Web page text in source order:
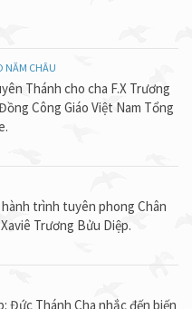
NĂM CHÂU
Thánh cho cha F.X Trương
Công Giáo Việt Nam Tổng
trình tuyên phong Chân
Trương Bửu Diệp.
Đức Thánh Cha nhắc đến biến